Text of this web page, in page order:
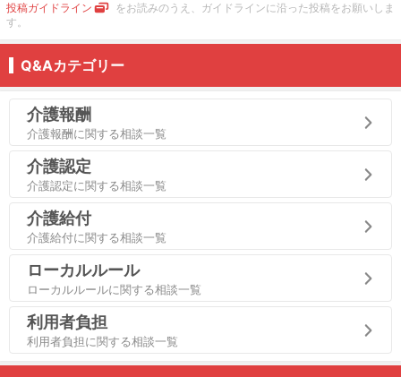
投稿ガイドライン
をお読みのうえ、ガイドラインに沿った投稿をお願いしま
す。
Q&Aカテゴリー
介護報酬
介護報酬に関する相談一覧
介護認定
介護認定に関する相談一覧
介護給付
介護給付に関する相談一覧
ローカルルール
ローカルルールに関する相談一覧
利用者負担
利用者負担に関する相談一覧